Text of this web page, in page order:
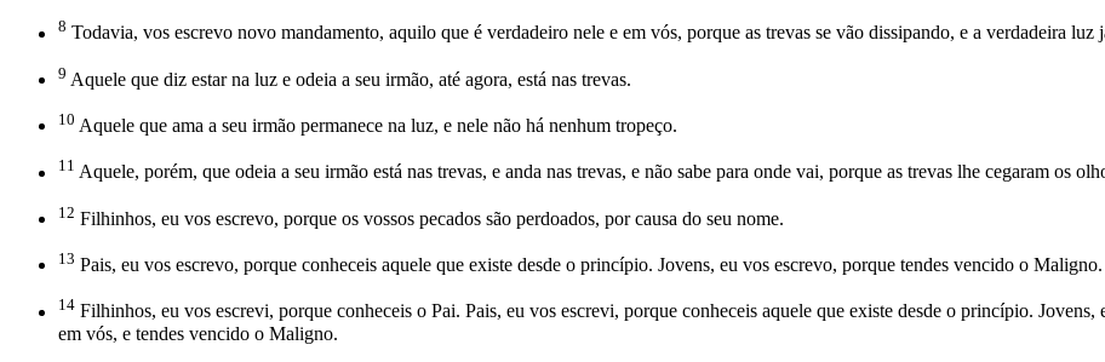
8 Todavia, vos escrevo novo mandamento, aquilo que é verdadeiro nele e em vós, porque as trevas se vão dissipando, e a verdadeira luz
9 Aquele que diz estar na luz e odeia a seu irmão, até agora, está nas trevas.
10 Aquele que ama a seu irmão permanece na luz, e nele não há nenhum tropeço.
11 Aquele, porém, que odeia a seu irmão está nas trevas, e anda nas trevas, e não sabe para onde vai, porque as trevas lhe cegaram os
12 Filhinhos, eu vos escrevo, porque os vossos pecados são perdoados, por causa do seu nome.
13 Pais, eu vos escrevo, porque conheceis aquele que existe desde o princípio. Jovens, eu vos escrevo, porque tendes vencido o Maligno.
14 Filhinhos, eu vos escrevi, porque conheceis o Pai. Pais, eu vos escrevi, porque conheceis aquele que existe desde o princípio.
em vós, e tendes vencido o Maligno.